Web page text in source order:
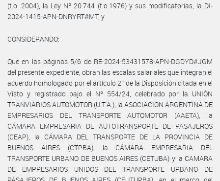
(t.o. 2004), la Ley Nº 20.744 (t.o.1976) y sus modificatorias, la DI-
2024-1415-APN-DNRYRT#MT, y
CONSIDERANDO:
Que en las páginas 5/6 de RE-2024-53431578-APN-DGDYD#JGM
del presente expediente, obran las escalas salariales que integran el
acuerdo homologado por el artículo 2° de la Disposición citada en el
Visto y registrado bajo el Nº 554/24, celebrado por la UNIÒN
TRANVIARIOS AUTOMOTOR (U.T.A.), la ASOCIACION ARGENTINA DE
EMPRESARIOS DEL TRANSPORTE AUTOMOTOR (AAETA), la
CÁMARA EMPRESARIA DE AUTOTRANSPORTE DE PASAJEROS
(CEAP), la CÁMARA DEL TRANSPORTE DE LA PROVINCIA DE
BUENOS AIRES (CTPBA), la CÁMARA EMPRESARIA DEL
TRANSPORTE URBANO DE BUENOS AIRES (CETUBA) y la CAMARA
DE EMPRESARIOS UNIDOS DEL TRANSPORTE URBANO DE